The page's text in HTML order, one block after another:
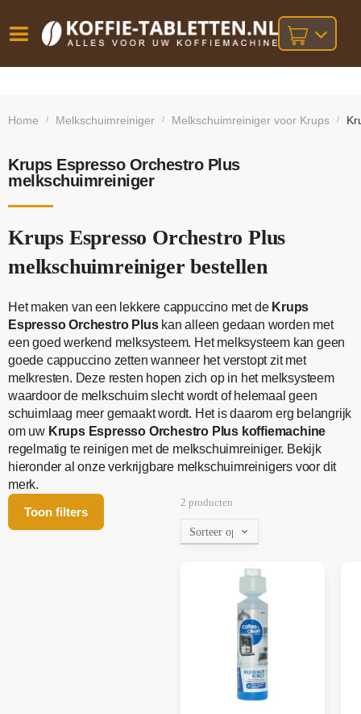
besteld,
bij orders
Home / Melkschuimreiniger / Melkschuimreiniger voor Krups /
Krups Espresso Orchestro Plus
melkschuimreiniger
Krups Espresso Orchestro Plus
melkschuimreiniger bestellen
Het maken van een lekkere cappuccino met de Krups
Espresso Orchestro Pluskan alleen gedaan worden met
een goed werkend melksysteem. Het melksysteem kan geen
goede cappuccino zetten wanneer het verstopt zit met
melkresten. Deze resten hopen zich op in het melksysteem
waardoor de melkschuim slecht wordt of helemaal geen
schuimlaag meer gemaakt wordt. Het is daarom erg belangrijk
om uw Krups Espresso Orchestro Plus koffiemachine
regelmatig te reinigen met de melkschuimreiniger. Bekijk
hieronder al onze verkrijgbare melkschuimreinigers voor dit
merk.
Toon filters
2 producten